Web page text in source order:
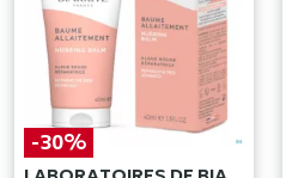
-30%